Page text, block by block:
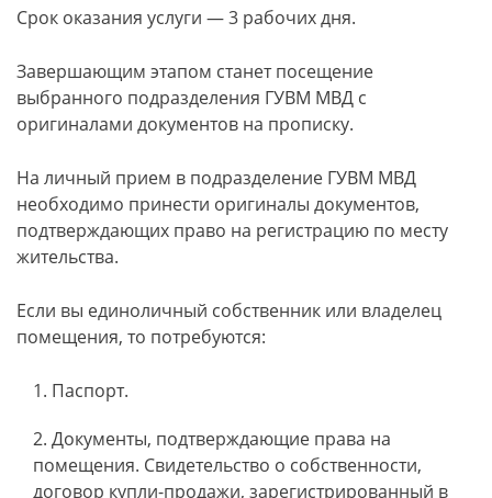
Срок оказания услуги — 3 рабочих дня.
Завершающим этапом станет посещение
выбранного подразделения ГУВМ МВД с
оригиналами документов на прописку.
На личный прием в подразделение ГУВМ МВД
необходимо принести оригиналы документов,
подтверждающих право на регистрацию по месту
жительства.
Если вы единоличный собственник или владелец
помещения, то потребуются:
Паспорт.
Документы, подтверждающие права на
помещения. Свидетельство о собственности,
договор купли-продажи, зарегистрированный в